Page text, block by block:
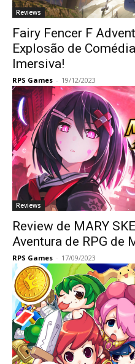
Reviews
Fairy Fencer F
Explosão de
Imersiva!
RPS Games - 19/12/2023
Reviews
Review de MARY
Aventura de RPG de
RPS Games - 17/09/2023